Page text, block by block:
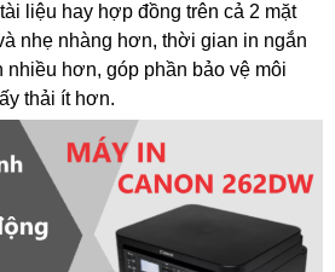
liệu hay hợp đồng trên cả 2 mặt
nhẹ nhàng hơn, thời gian in ngắn
nhiều hơn, góp phần bảo vệ môi
thải ít hơn.